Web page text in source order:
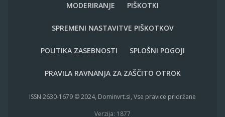
MODERIRANJE PIŠKOTKI
SPREMENI NASTAVITVE PIŠKOTKOV
POLITIKA ZASEBNOSTI SPLOŠNI POGOJI
PRAVILA RAVNANJA ZA ZAŠČITO OTROK
ISSN 2630-1679 © 2024, Dominvrt.si, Vse pravice pridržane
Verzija: 1877